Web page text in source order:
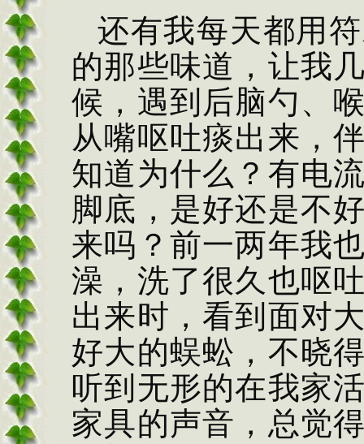
还有我每天都用
的那些味道，让我
候，遇到后脑勺、
从嘴呕吐痰出来，
知道为什么？有电
脚底，是好还是不
来吗？前一两年我
澡，洗了很久也呕
出来时，看到面对
好大的蜈蚣，不晓
听到无形的在我家
家具的声音，总觉